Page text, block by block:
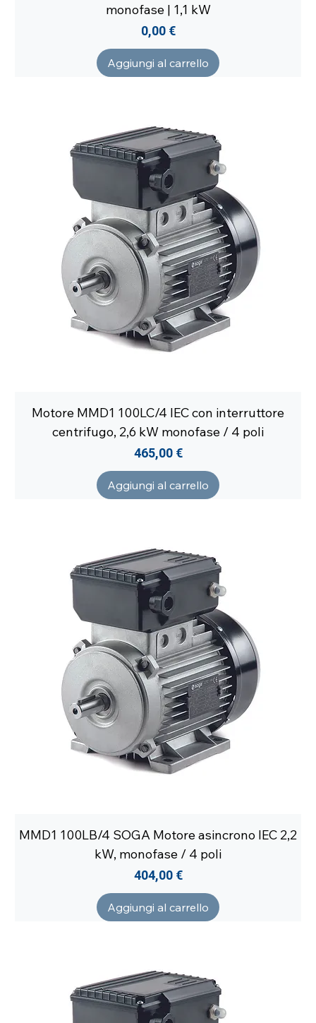
monofase | 1,1 kW
Prezzo
0,00 €
Aggiungi al carrello
Motore MMD1 100LC/4 IEC con interruttore
centrifugo, 2,6 kW monofase / 4 poli
Prezzo
465,00 €
Aggiungi al carrello
MMD1 100LB/4 SOGA Motore asincrono IEC 2,2
kW, monofase / 4 poli
Prezzo
404,00 €
Aggiungi al carrello